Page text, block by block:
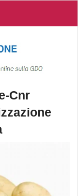
Cnr